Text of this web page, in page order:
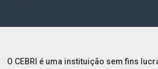
O CEBRI é uma instituição sem fins